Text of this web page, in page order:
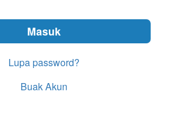
Lupa password?
Buak Akun